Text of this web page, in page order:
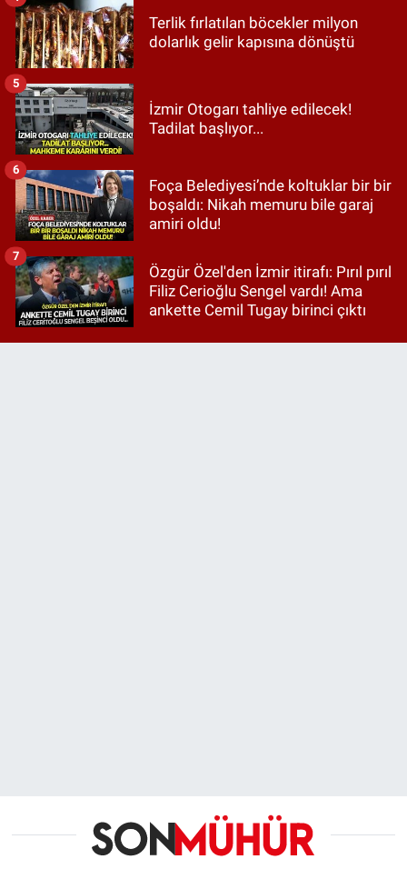
Terlik fırlatılan böcekler milyon
dolarlık gelir kapısına dönüştü
İzmir Otogarı tahliye edilecek!
Tadilat başlıyor...
5
Foça Belediyesi’nde koltuklar bir bir
boşaldı: Nikah memuru bile garaj
amiri oldu!
6
Özgür Özel'den İzmir itirafı: Pırıl pırıl
Filiz Cerioğlu Sengel vardı! Ama
ankette Cemil Tugay birinci çıktı
7